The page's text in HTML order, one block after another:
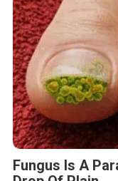
Fungus Is A